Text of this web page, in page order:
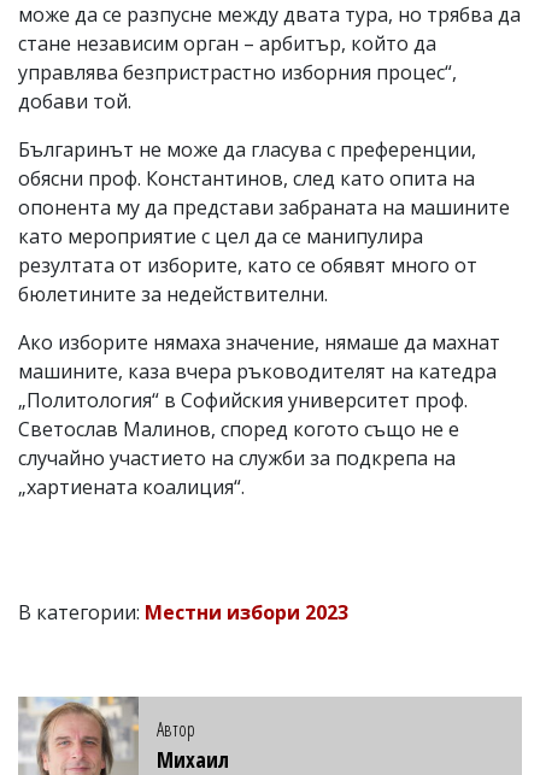
може да се разпусне между двата тура, но трябва да
стане независим орган – арбитър, който да
управлява безпристрастно изборния процес“,
добави той.
Българинът не може да гласува с преференции,
обясни проф. Константинов, след като опита на
опонента му да представи забраната на машините
като мероприятие с цел да се манипулира
резултата от изборите, като се обявят много от
бюлетините за недействителни.
Ако изборите нямаха значение, нямаше да махнат
машините, каза вчера ръководителят на катедра
„Политология“ в Софийския университет проф.
Светослав Малинов, според когото също не е
случайно участието на служби за подкрепа на
„хартиената коалиция“.
В категории: Местни избори 2023
Автор
Михаил